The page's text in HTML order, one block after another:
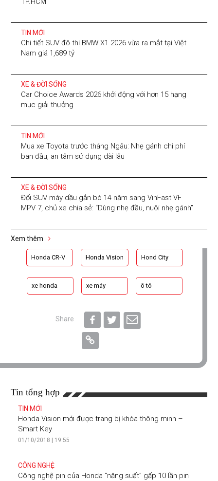
TIN MỚI
Chi tiết SUV đô thị BMW X1 2026 vừa ra mắt tại Việt
Nam giá 1,689 tỷ
XE & ĐỜI SỐNG
Car Choice Awards 2026 khởi động với hơn 15 hạng
mục giải thưởng
TIN MỚI
Mua xe Toyota trước tháng Ngâu: Nhẹ gánh chi phí
ban đầu, an tâm sử dụng dài lâu
XE & ĐỜI SỐNG
Đổi SUV máy dầu gắn bó 14 năm sang VinFast VF
MPV 7, chủ xe chia sẻ: “Dùng nhẹ đầu, nuôi nhẹ gánh”
Xem thêm
Honda CR-V Honda Vision Hond City
xe honda xe máy ô tô
Share
Tin tổng hợp
TIN MỚI
Honda Vision mới được trang bị khóa thông minh –
Smart Key
01/10/2018 | 19:55
CÔNG NGHỆ
Công nghệ pin của Honda “năng suất” gấp 10 lần pin